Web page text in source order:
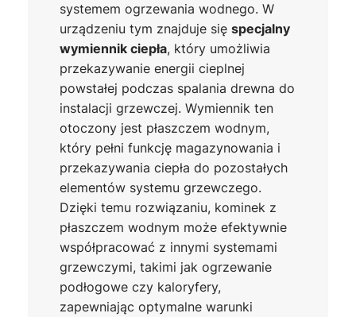
systemem ogrzewania wodnego. W
urządzeniu tym znajduje sięspecjalny
wymiennik ciepła, który umożliwia
przekazywanie energii cieplnej
powstałej podczas spalania drewna do
instalacji grzewczej. Wymiennik ten
otoczony jest płaszczem wodnym,
który pełni funkcję magazynowania i
przekazywania ciepła do pozostałych
elementów systemu grzewczego.
Dzięki temu rozwiązaniu, kominek z
płaszczem wodnym może efektywnie
współpracować z innymi systemami
grzewczymi, takimi jak ogrzewanie
podłogowe czy kaloryfery,
zapewniając optymalne warunki